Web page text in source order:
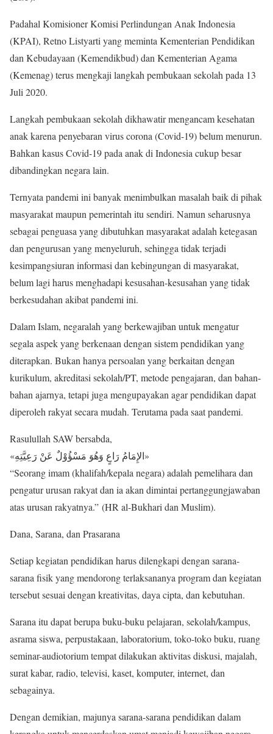
Padahal Komisioner Komisi Perlindungan Anak Indonesia
(KPAI), Retno Listyarti yang meminta Kementerian Pendidikan
dan Kebudayaan (Kemendikbud) dan Kementerian Agama
(Kemenag) terus mengkaji langkah pembukaan sekolah pada 13
Juli 2020.
Langkah pembukaan sekolah dikhawatir mengancam kesehatan
anak karena penyebaran virus corona (Covid-19) belum menurun.
Bahkan kasus Covid-19 pada anak di Indonesia cukup besar
dibandingkan negara lain.
Ternyata pandemi ini banyak menimbulkan masalah baik di pihak
masyarakat maupun pemerintah itu sendiri. Namun seharusnya
sebagai penguasa yang dibutuhkan masyarakat adalah ketegasan
dan pengurusan yang menyeluruh, sehingga tidak terjadi
kesimpangsiuran informasi dan kebingungan di masyarakat,
belum lagi harus menghadapi kesusahan-kesusahan yang tidak
berkesudahan akibat pandemi ini.
Dalam Islam, negaralah yang berkewajiban untuk mengatur
segala aspek yang berkenaan dengan sistem pendidikan yang
diterapkan. Bukan hanya persoalan yang berkaitan dengan
kurikulum, akreditasi sekolah/PT, metode pengajaran, dan bahan-
bahan ajarnya, tetapi juga mengupayakan agar pendidikan dapat
diperoleh rakyat secara mudah. Terutama pada saat pandemi.
Rasulullah SAW bersabda,
«الإِمَامُ رَاعٍ وَهُوَ مَسْؤُوْلٌ عَنْ رَعِيَّتِهِ»
“Seorang imam (khalifah/kepala negara) adalah pemelihara dan
pengatur urusan rakyat dan ia akan dimintai pertanggungjawaban
atas urusan rakyatnya.” (HR al-Bukhari dan Muslim).
Dana, Sarana, dan Prasarana
Setiap kegiatan pendidikan harus dilengkapi dengan sarana-
sarana fisik yang mendorong terlaksananya program dan kegiatan
tersebut sesuai dengan kreativitas, daya cipta, dan kebutuhan.
Sarana itu dapat berupa buku-buku pelajaran, sekolah/kampus,
asrama siswa, perpustakaan, laboratorium, toko-toko buku, ruang
seminar-audiotorium tempat dilakukan aktivitas diskusi, majalah,
surat kabar, radio, televisi, kaset, komputer, internet, dan
sebagainya.
Dengan demikian, majunya sarana-sarana pendidikan dalam